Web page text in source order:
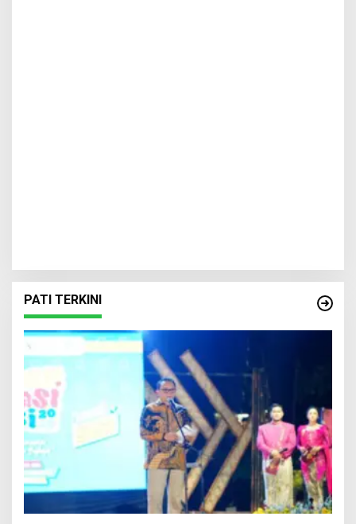
PATI TERKINI